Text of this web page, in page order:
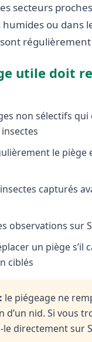
secteurs
humides ou dans
utile doit
non sélectifs
le piège
capturés
observations sur
un piège s’il
ciblés
le piégeage ne
d’un nid. Si vous
le directement sur